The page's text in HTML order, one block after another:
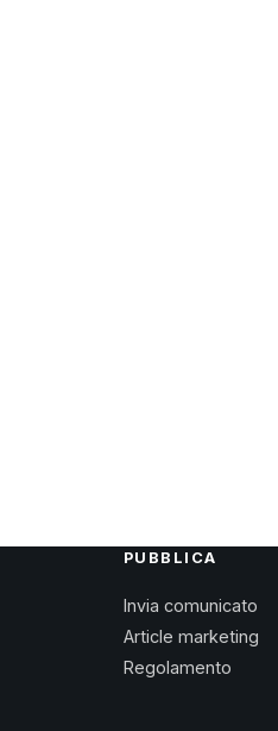
PUBBLICA
Invia comunicato
Article marketing
Regolamento